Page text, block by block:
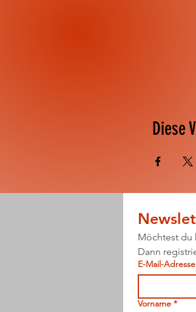
Diese
Möchtest du
Dann
E-Mail-Adresse
Vorname *